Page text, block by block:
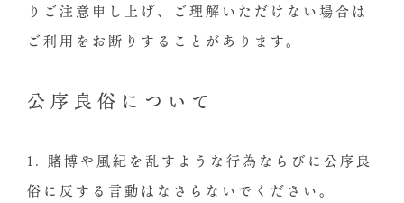
りご注意申し上げ、ご理解いただけない場合は
ご利用をお断りすることがあります。
公序良俗について
1. 賭博や風紀を乱すような行為ならびに公序良
俗に反する言動はなさらないでください。